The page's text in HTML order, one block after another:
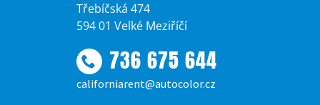
Třebíčská 474
594 01 Velké Meziříčí
736 675 644
californiarent@autocolor.cz